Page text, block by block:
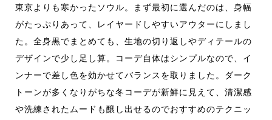
東京よりも寒かったソウル。まず最初に選んだのは、身幅
がたっぷりあって、レイヤードしやすいアウターにしまし
た。全身黒でまとめても、生地の切り返しやディテールの
デザインで少し足し算。コーデ自体はシンプルなので、イ
ンナーで差し色を効かせてバランスを取りました。ダーク
トーンが多くなりがちな冬コーデが新鮮に見えて、清潔感
や洗練されたムードも醸し出せるのでおすすめのテクニッ